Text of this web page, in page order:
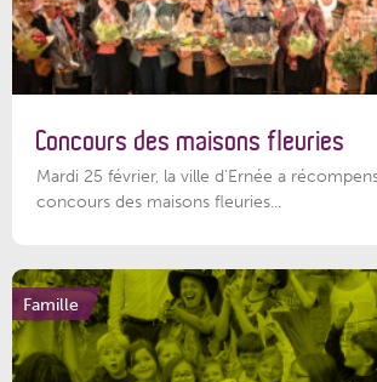
Concours des maisons fleuries
Mardi 25 février, la ville d'Ernée a
concours des maisons fleuries...
Famille